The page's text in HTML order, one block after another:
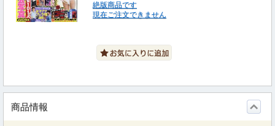
絶版商品です
現在ご注文できません
商品情報